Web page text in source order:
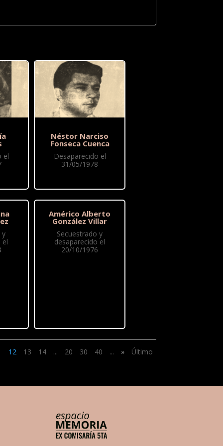
el
y
el
Néstor Narciso
Fonseca Cuenca
Desaparecido el
31/05/1978
Américo Alberto
González Villar
Secuestrado y
desaparecido el
20/10/1976
12 13 14 ... 20 30 40 ... » Último